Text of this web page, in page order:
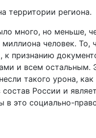
территории региона.
много, но меньше,
человек. То,
признанию
и всем остальным.
такого урона,
России и
это социально-